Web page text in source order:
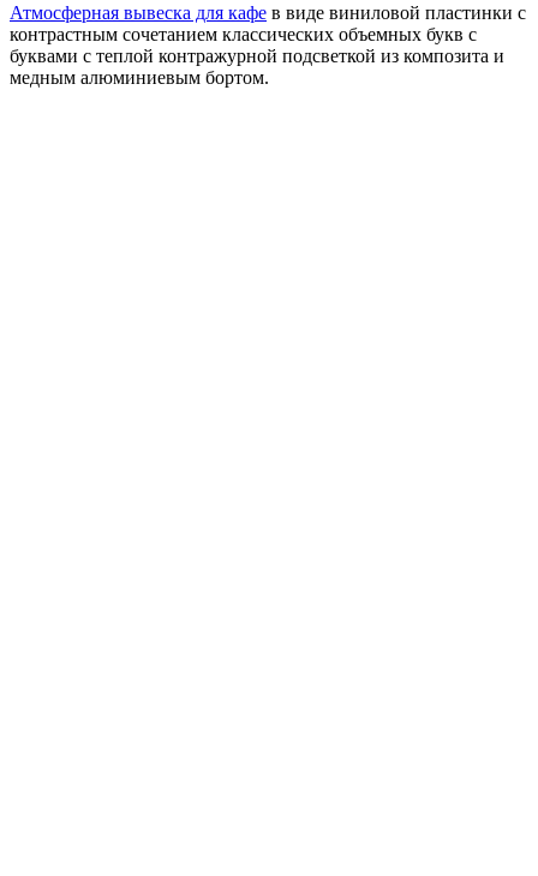
Атмосферная вывеска для кафе в виде виниловой пластинки с
контрастным сочетанием классических объемных букв с
буквами с теплой контражурной подсветкой из композита и
медным алюминиевым бортом.